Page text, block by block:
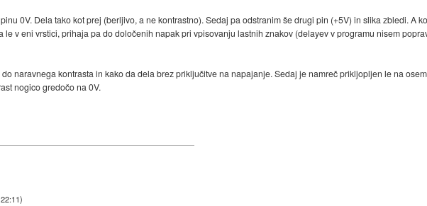
0V. Dela tako kot prej (berljivo, a ne kontrastno). Sedaj pa odstranim še drugi pin (+5V) in slika zbledi. A
le v eni vrstici, prihaja pa do določenih napak pri vpisovanju lastnih znakov (delayev v programu nisem
naravnega kontrasta in kako da dela brez priključitve na napajanje. Sedaj je namreč prikljopljen le na
nogico gredočo na 0V.
)